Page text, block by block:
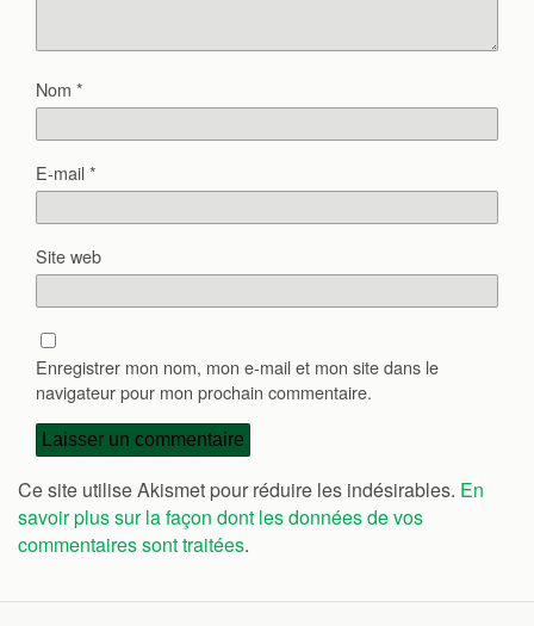
Nom *
E-mail*
Site web
Enregistrer mon nom, mon e-mail et mon site dans le
navigateur pour mon prochain commentaire.
Ce site utilise Akismet pour réduire les indésirables. En
savoir plus sur la façon dont les données de vos
commentaires sont traitées.